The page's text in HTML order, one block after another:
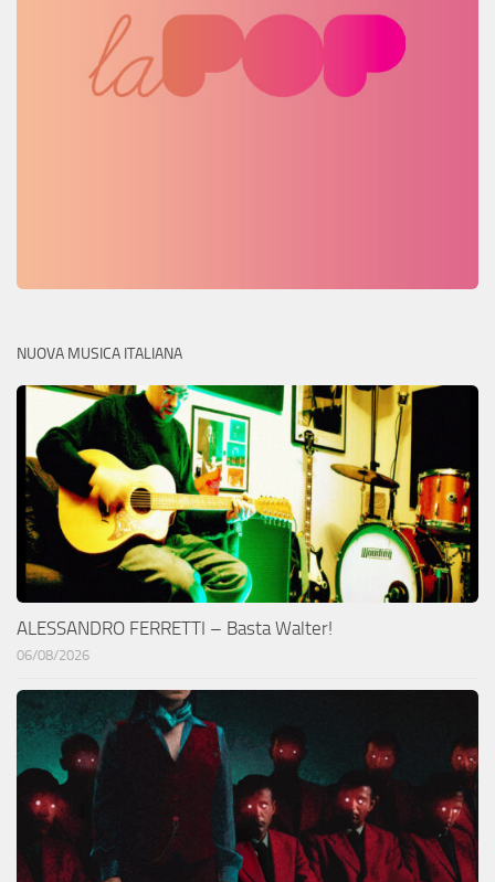
NUOVA MUSICA ITALIANA
ALESSANDRO FERRETTI – Basta Walter!
06/08/2026